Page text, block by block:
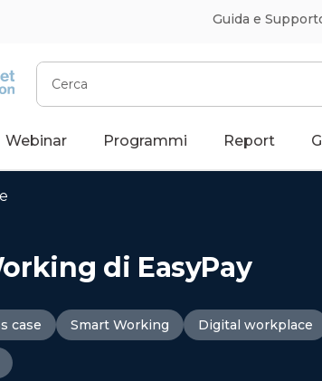
Guida e
Cerca
Webinar Programmi Report
di EasyPay
case Smart Working Digital workplace